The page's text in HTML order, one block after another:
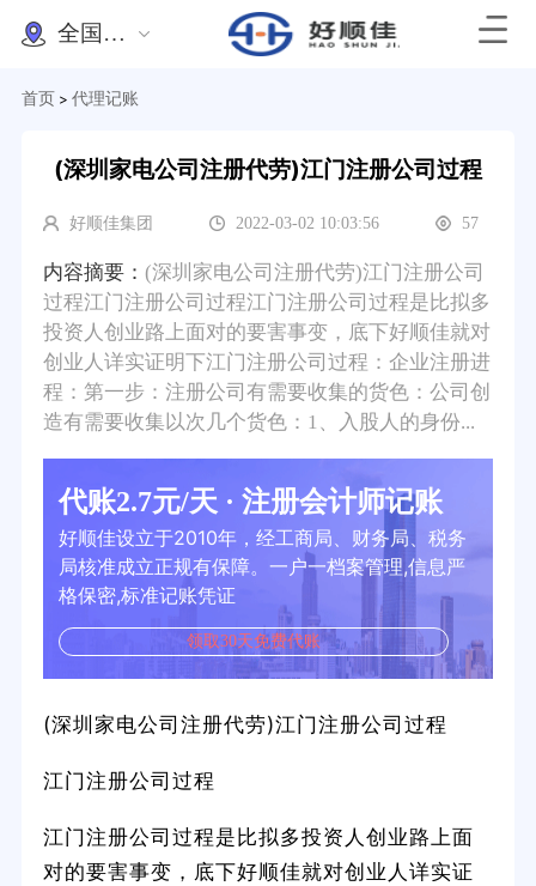
全国办理
首页 > 代理记账
(深圳家电公司注册代劳)江门注册公司过程
好顺佳集团 2022-03-02 10:03:56 57
内容摘要： (深圳家电公司注册代劳)江门注册公司
过程江门注册公司过程江门注册公司过程是比拟多
投资人创业路上面对的要害事变，底下好顺佳就对
创业人详实证明下江门注册公司过程：企业注册进
程：第一步：注册公司有需要收集的货色：公司创
造有需要收集以次几个货色：1、入股人的身份...
代账2.7元/天 · 注册会计师记账
好顺佳设立于2010年，经工商局、财务局、税务
局核准成立正规有保障。一户一档案管理,信息严
格保密,标准记账凭证
领取30天免费代账
(深圳家电公司注册代劳)江门注册公司过程
江门注册公司过程
江门注册公司过程是比拟多投资人创业路上面
对的要害事变，底下好顺佳就对创业人详实证